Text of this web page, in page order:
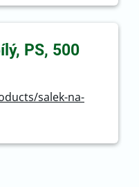
PS, 500
salek-na-